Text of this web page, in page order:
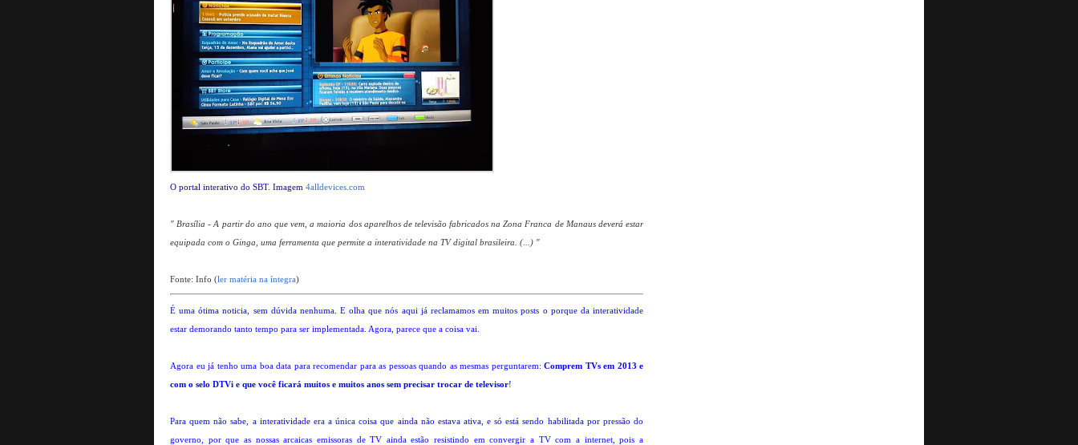
O portal interativo do SBT. Imagem 4alldevices.com
" Brasília - A partir do ano que vem, a maioria dos aparelhos de televisão fabricados na Zona Franca de Manaus deverá estar
equipada com o Ginga, uma ferramenta que permite a interatividade na TV digital brasileira. (...) "
Fonte: Info (ler matéria na íntegra)
É uma ótima noticia, sem dúvida nenhuma. E olha que nós aqui já reclamamos em muitos posts o porque da interatividade
estar demorando tanto tempo para ser implementada. Agora, parece que a coisa vai.
Agora eu já tenho uma boa data para recomendar para as pessoas quando as mesmas perguntarem: Comprem TVs em 2013 e
com o selo DTVi e que você ficará muitos e muitos anos sem precisar trocar de televisor!
Para quem não sabe, a interatividade era a única coisa que ainda não estava ativa, e só está sendo habilitada por pressão do
governo, por que as nossas arcaicas emissoras de TV ainda estão resistindo em convergir a TV com a internet, pois a